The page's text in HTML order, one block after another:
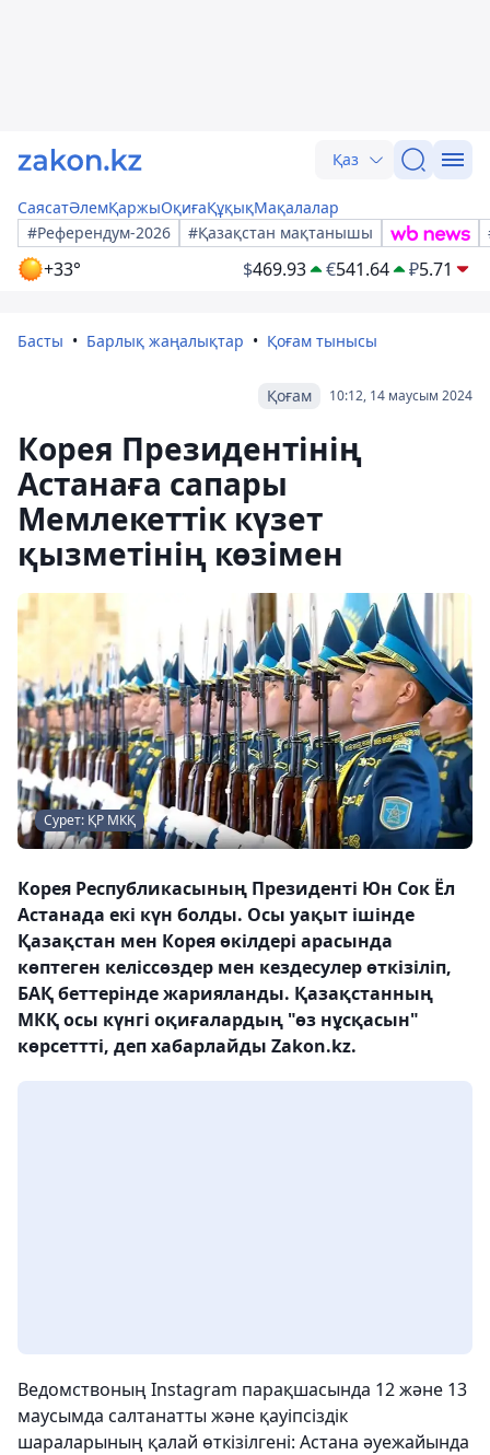
Қаз
СаясатӘлемҚаржыОқиғаҚұқықМақалалар
#Референдум-2026
#Қазақстан мақтанышы
+33° $469.93 €541.64 ₽5.71
Басты Барлық жаңалықтар Қоғам тынысы
10:12, 14 маусым 2024
Қоғам
Корея Президентінің
Астанаға сапары
Мемлекеттік күзет
қызметінің көзімен
Сурет: ҚР МКҚ
Корея Республикасының Президенті Юн Сок Ёл
Астанада екі күн болды. Осы уақыт ішінде
Қазақстан мен Корея өкілдері арасында
көптеген келіссөздер мен кездесулер өткізіліп,
БАҚ беттерінде жарияланды. Қазақстанның
МКҚ осы күнгі оқиғалардың "өз нұсқасын"
көрсеттті, деп хабарлайды Zakon.kz.
Ведомствоның Instagram парақшасында 12 және 13
маусымда салтанатты және қауіпсіздік
шараларының қалай өткізілгені: Астана әуежайында